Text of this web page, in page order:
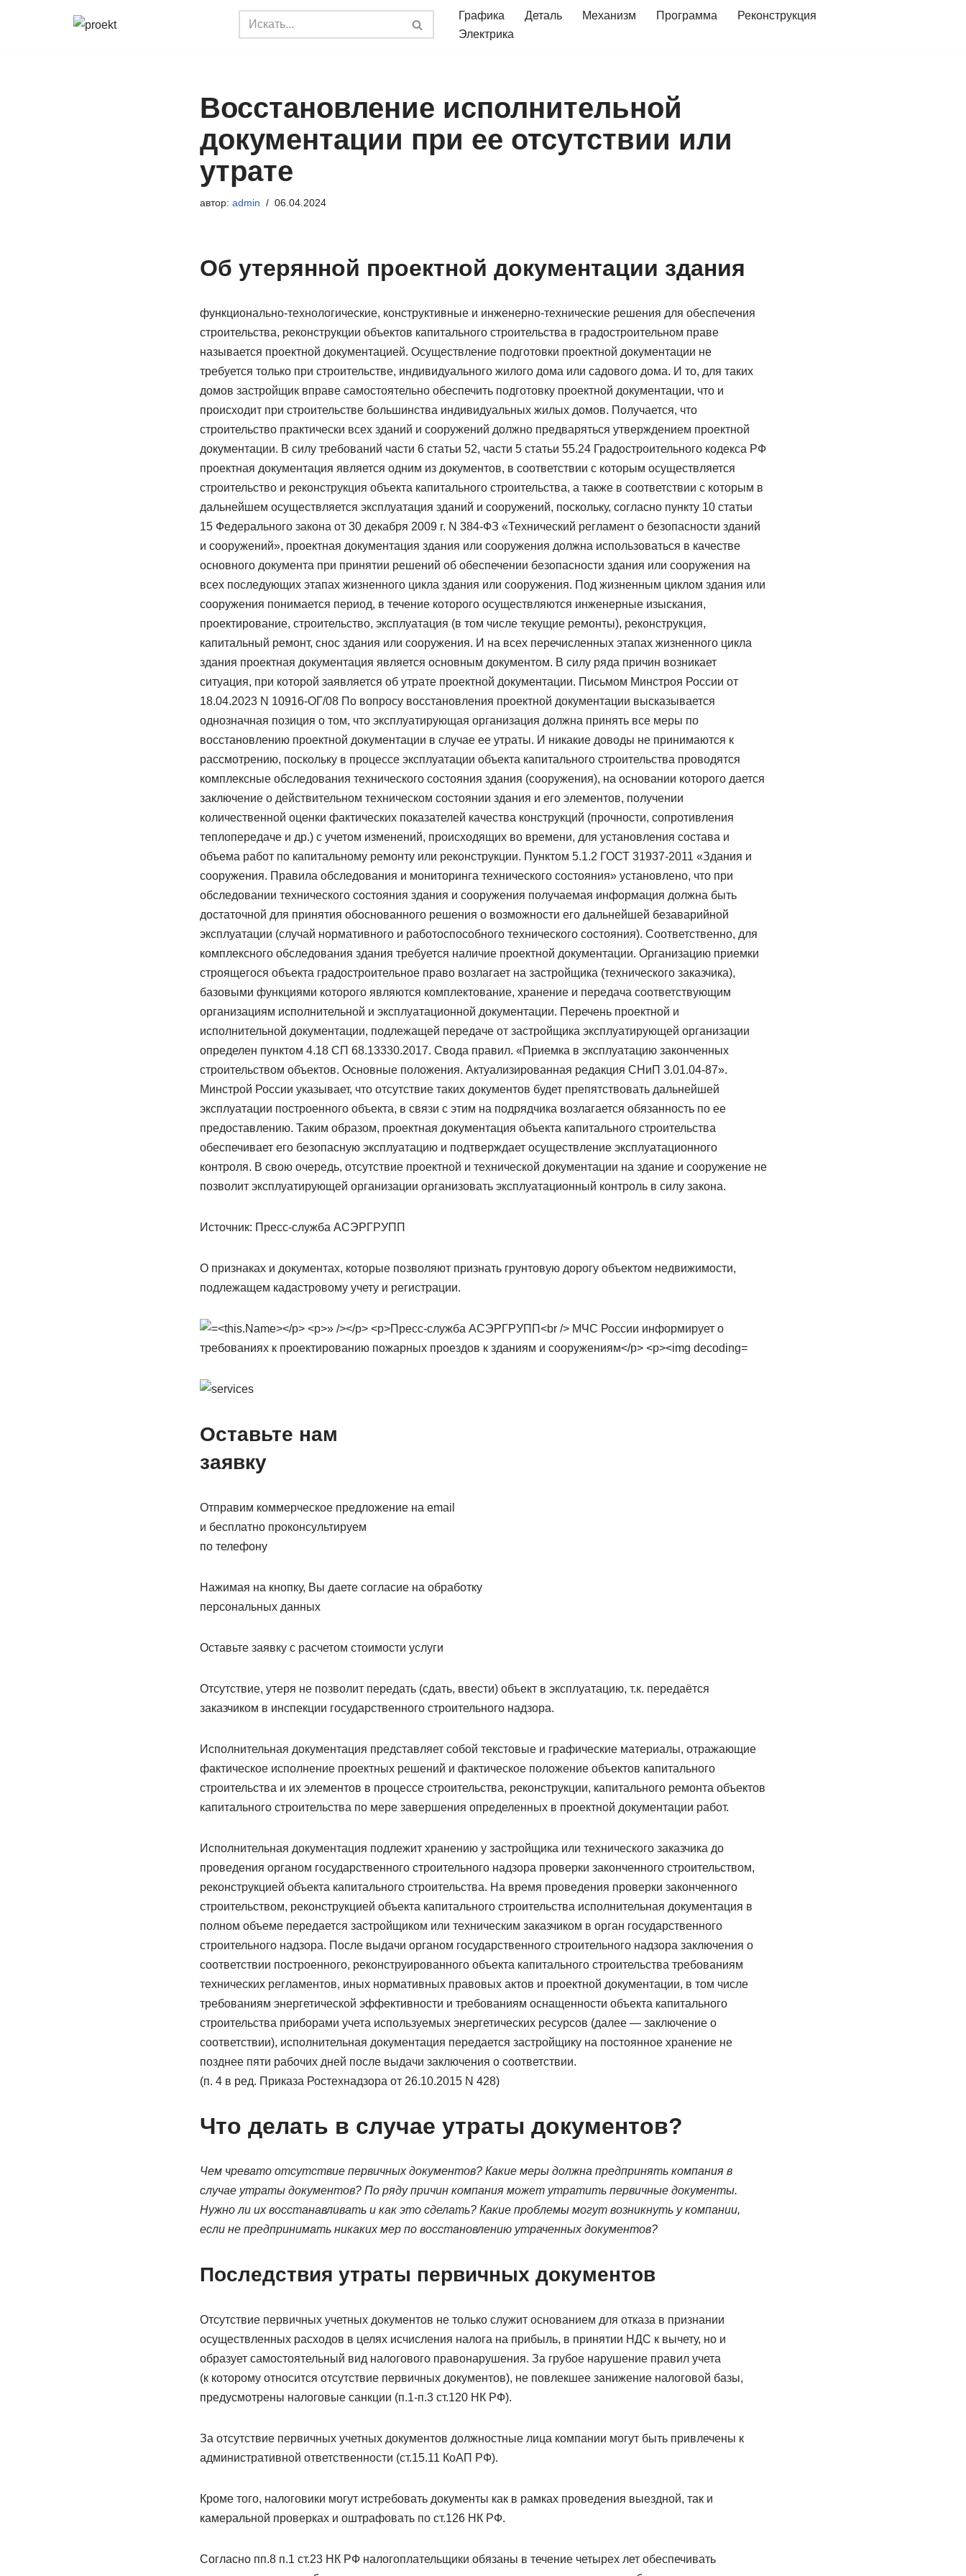
Графика Деталь Механизм Программа
Реконструкция
Электрика
Восстановление исполнительной
документации при ее отсутствии или
утрате
автор: admin 06.04.2024
Об утерянной проектной документации здания
функционально-технологические, конструктивные и инженерно-технические решения для обеспечения
строительства, реконструкции объектов капитального строительства в градостроительном праве
называется проектной документацией. Осуществление подготовки проектной документации не
требуется только при строительстве, индивидуального жилого дома или садового дома. И то, для таких
домов застройщик вправе самостоятельно обеспечить подготовку проектной документации, что и
происходит при строительстве большинства индивидуальных жилых домов. Получается, что
строительство практически всех зданий и сооружений должно предваряться утверждением проектной
документации. В силу требований части 6 статьи 52, части 5 статьи 55.24 Градостроительного кодекса РФ
проектная документация является одним из документов, в соответствии с которым осуществляется
строительство и реконструкция объекта капитального строительства, а также в соответствии с которым в
дальнейшем осуществляется эксплуатация зданий и сооружений, поскольку, согласно пункту 10 статьи
15 Федерального закона от 30 декабря 2009 г. N 384-ФЗ «Технический регламент о безопасности зданий
и сооружений», проектная документация здания или сооружения должна использоваться в качестве
основного документа при принятии решений об обеспечении безопасности здания или сооружения на
всех последующих этапах жизненного цикла здания или сооружения. Под жизненным циклом здания или
сооружения понимается период, в течение которого осуществляются инженерные изыскания,
проектирование, строительство, эксплуатация (в том числе текущие ремонты), реконструкция,
капитальный ремонт, снос здания или сооружения. И на всех перечисленных этапах жизненного цикла
здания проектная документация является основным документом. В силу ряда причин возникает
ситуация, при которой заявляется об утрате проектной документации. Письмом Минстроя России от
18.04.2023 N 10916-ОГ/08 По вопросу восстановления проектной документации высказывается
однозначная позиция о том, что эксплуатирующая организация должна принять все меры по
восстановлению проектной документации в случае ее утраты. И никакие доводы не принимаются к
рассмотрению, поскольку в процессе эксплуатации объекта капитального строительства проводятся
комплексные обследования технического состояния здания (сооружения), на основании которого дается
заключение о действительном техническом состоянии здания и его элементов, получении
количественной оценки фактических показателей качества конструкций (прочности, сопротивления
теплопередаче и др.) с учетом изменений, происходящих во времени, для установления состава и
объема работ по капитальному ремонту или реконструкции. Пунктом 5.1.2 ГОСТ 31937-2011 «Здания и
сооружения. Правила обследования и мониторинга технического состояния» установлено, что при
обследовании технического состояния здания и сооружения получаемая информация должна быть
достаточной для принятия обоснованного решения о возможности его дальнейшей безаварийной
эксплуатации (случай нормативного и работоспособного технического состояния). Соответственно, для
комплексного обследования здания требуется наличие проектной документации. Организацию приемки
строящегося объекта градостроительное право возлагает на застройщика (технического заказчика),
базовыми функциями которого являются комплектование, хранение и передача соответствующим
организациям исполнительной и эксплуатационной документации. Перечень проектной и
исполнительной документации, подлежащей передаче от застройщика эксплуатирующей организации
определен пунктом 4.18 СП 68.13330.2017. Свода правил. «Приемка в эксплуатацию законченных
строительством объектов. Основные положения. Актуализированная редакция СНиП 3.01.04-87».
Минстрой России указывает, что отсутствие таких документов будет препятствовать дальнейшей
эксплуатации построенного объекта, в связи с этим на подрядчика возлагается обязанность по ее
предоставлению. Таким образом, проектная документация объекта капитального строительства
обеспечивает его безопасную эксплуатацию и подтверждает осуществление эксплуатационного
контроля. В свою очередь, отсутствие проектной и технической документации на здание и сооружение не
позволит эксплуатирующей организации организовать эксплуатационный контроль в силу закона.
Источник: Пресс-служба АСЭРГРУПП
О признаках и документах, которые позволяют признать грунтовую дорогу объектом недвижимости,
подлежащем кадастровому учету и регистрации.
Оставьте нам
заявку
Отправим коммерческое предложение на email
и бесплатно проконсультируем
по телефону
Нажимая на кнопку, Вы даете согласие на обработку
персональных данных
Оставьте заявку с расчетом стоимости услуги
Отсутствие, утеря не позволит передать (сдать, ввести) объект в эксплуатацию, т.к. передаётся
заказчиком в инспекции государственного строительного надзора.
Исполнительная документация представляет собой текстовые и графические материалы, отражающие
фактическое исполнение проектных решений и фактическое положение объектов капитального
строительства и их элементов в процессе строительства, реконструкции, капитального ремонта объектов
капитального строительства по мере завершения определенных в проектной документации работ.
Исполнительная документация подлежит хранению у застройщика или технического заказчика до
проведения органом государственного строительного надзора проверки законченного строительством,
реконструкцией объекта капитального строительства. На время проведения проверки законченного
строительством, реконструкцией объекта капитального строительства исполнительная документация в
полном объеме передается застройщиком или техническим заказчиком в орган государственного
строительного надзора. После выдачи органом государственного строительного надзора заключения о
соответствии построенного, реконструированного объекта капитального строительства требованиям
технических регламентов, иных нормативных правовых актов и проектной документации, в том числе
требованиям энергетической эффективности и требованиям оснащенности объекта капитального
строительства приборами учета используемых энергетических ресурсов (далее — заключение о
соответствии), исполнительная документация передается застройщику на постоянное хранение не
позднее пяти рабочих дней после выдачи заключения о соответствии.
(п. 4 в ред. Приказа Ростехнадзора от 26.10.2015 N 428)
Что делать в случае утраты документов?
Чем чревато отсутствие первичных документов? Какие меры должна предпринять компания в
случае утраты документов? По ряду причин компания может утратить первичные документы.
Нужно ли их восстанавливать и как это сделать? Какие проблемы могут возникнуть у компании,
если не предпринимать никаких мер по восстановлению утраченных документов?
Последствия утраты первичных документов
Отсутствие первичных учетных документов не только служит основанием для отказа в признании
осуществленных расходов в целях исчисления налога на прибыль, в принятии НДС к вычету, но и
образует самостоятельный вид налогового правонарушения. За грубое нарушение правил учета
(к которому относится отсутствие первичных документов), не повлекшее занижение налоговой базы,
предусмотрены налоговые санкции (п.1-п.3 ст.120 НК РФ).
За отсутствие первичных учетных документов должностные лица компании могут быть привлечены к
административной ответственности (ст.15.11 КоАП РФ).
Кроме того, налоговики могут истребовать документы как в рамках проведения выездной, так и
камеральной проверках и оштрафовать по ст.126 НК РФ.
Согласно пп.8 п.1 ст.23 НК РФ налогоплательщики обязаны в течение четырех лет обеспечивать